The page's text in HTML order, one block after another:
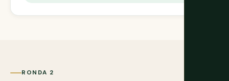
RONDA 2